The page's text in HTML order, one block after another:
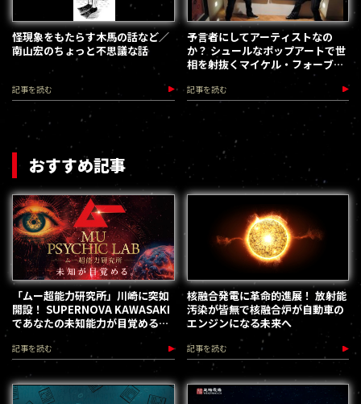
怪現象をもたらす木馬の話など／
南山宏のちょっと不思議な話
記事を読む
予言者にしてアーティストなの
か？ シュールなポップアートで世
相を射抜くマイケル・フォーブス
記事を読む
おすすめ記事
「ムー超能力研究所」川崎に突如
開設！ SUPERNOVA KAWASAKI
であなたの未知能力が目覚める
（2026.8.18-28）
記事を読む
核融合発電に革命的進展！ 放射能
汚染が皆無で核融合炉が自動車の
エンジンになる未来へ
記事を読む